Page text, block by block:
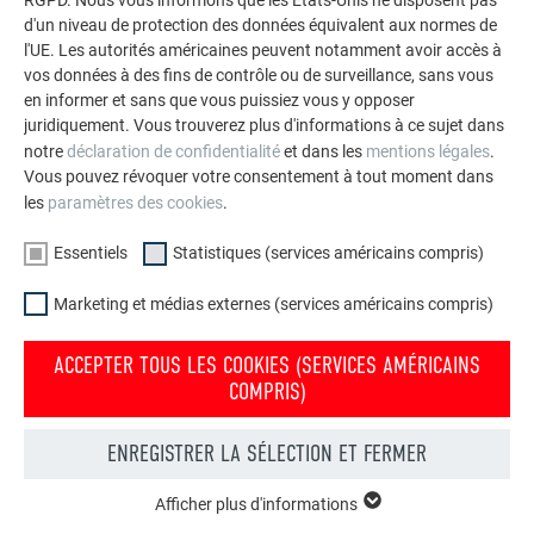
Votre maison au look PREFA
qu’aurait votre maison avec une toiture ou une façade
d'un niveau de protection des données équivalent aux normes de
l'UE. Les autorités américaines peuvent notamment avoir accès à
vos données à des fins de contrôle ou de surveillance, sans vous
en informer et sans que vous puissiez vous y opposer
juridiquement. Vous trouverez plus d'informations à ce sujet dans
notredéclaration de confidentialitéet dans les mentions légales.
Vous pouvez révoquer votre consentement à tout moment dans
les paramètres des cookies.
Essentiels Statistiques (services américains compris)
Marketing et médias externes (services américains compris)
ACCEPTER TOUS LES COOKIES (SERVICES AMÉRICAINS
COMPRIS)
ENREGISTRER LA SÉLECTION ET FERMER
Afficher plus d'informations